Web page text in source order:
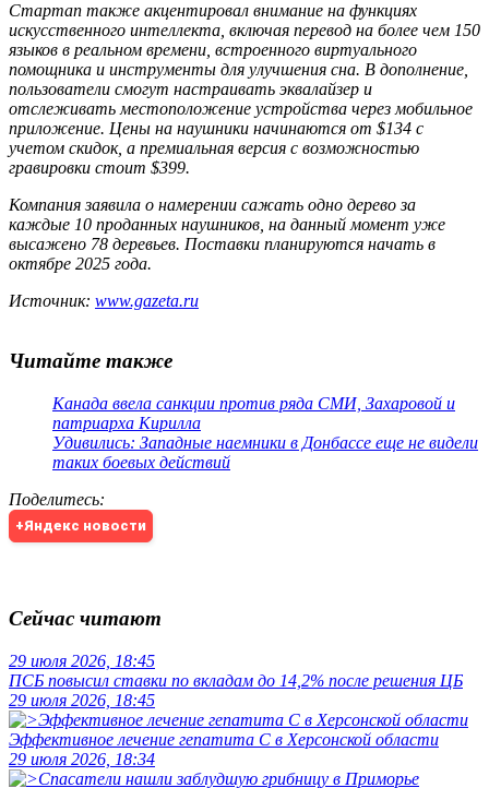
Стартап также акцентировал внимание на функциях
искусственного интеллекта, включая перевод на более чем 150
языков в реальном времени, встроенного виртуального
помощника и инструменты для улучшения сна. В дополнение,
пользователи смогут настраивать эквалайзер и
отслеживать местоположение устройства через мобильное
приложение. Цены на наушники начинаются от $134 с
учетом скидок, а премиальная версия с возможностью
гравировки стоит $399.
Компания заявила о намерении сажать одно дерево за
каждые 10 проданных наушников, на данный момент уже
высажено 78 деревьев. Поставки планируются начать в
октябре 2025 года.
Источник: www.gazeta.ru
Читайте также
Канада ввела санкции против ряда СМИ, Захаровой и
патриарха Кирилла
Удивились: Западные наемники в Донбассе еще не видели
таких боевых действий
Поделитесь:
+Яндекс новости
Сейчас читают
29 июля 2026, 18:45
ПСБ повысил ставки по вкладам до 14,2% после решения ЦБ
29 июля 2026, 18:45
Эффективное лечение гепатита C в Херсонской области
29 июля 2026, 18:34